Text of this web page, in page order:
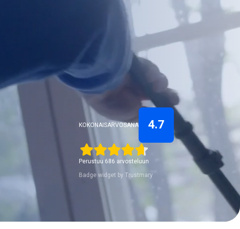
KOKONAISARVOSANA 4.7
Perustuu 686 arvosteluun
Badge widget by Trustmary